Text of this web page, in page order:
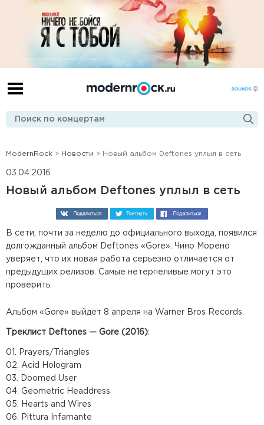
ModernRock > Новости > Новый альбом Deftones уплыл в сеть
03.04.2016
Новый альбом Deftones уплыл в сеть
В сети, почти за неделю до официального выхода, появился
долгожданный альбом Deftones «Gore». Чино Морено
уверяет, что их новая работа серьезно отличается от
предыдущих релизов. Самые нетерпеливые могут это
проверить.
Альбом «Gore» выйдет 8 апреля на Warner Bros Records.
Треклист Deftones — Gore (2016):
01. Prayers/Triangles
02. Acid Hologram
03. Doomed User
04. Geometric Headdress
05. Hearts and Wires
06. Pittura Infamante